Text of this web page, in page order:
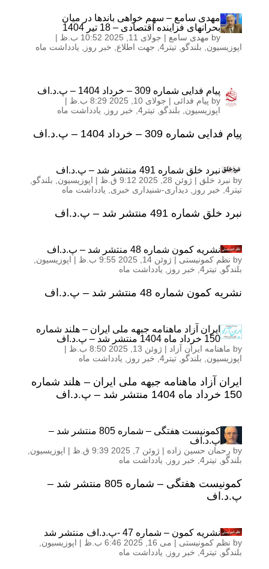
مهدی سامع – سهم خواهی باندها در میان
بحرانهای فزاینده اقتصادی – 18 تیر 1404
by مهدی سامع | جولای 11, 2025 10:52 ب.ظ
|
اپوزیسیون
بلندگو تیتر4 , جهت اطلاع خبر روز یادداشت ماه
پیام فدایی شماره 309 – خرداد 1404 – پ.د.اف
by پیام فدائی | جولای 10, 2025 8:29 ب.ظ
|
اپوزیسیون
بلندگو تیتر4 , خبر روز یادداشت ماه
پیام فدایی شماره 309 – خرداد 1404 – پ.د.اف
نبرد خلق شماره 491 منتشر شد – پ.د.اف
by نبرد خلق | ژوئن 28, 2025 9:12 ق.ظ | اپوزیسیون بلندگو
تیتر4
, خبر روز دیداری-شنیداری خبری یادداشت ماه
نبرد خلق شماره 491 منتشر شد – پ.د.اف
نشریه کمون شماره 48 منتشر شد – پ.د.اف
by نظم کمونیستی | ژوئن 14, 2025 9:55 ب.ظ | اپوزیسیون
بلندگو تیتر4 , خبر روز یادداشت ماه
نشریه کمون شماره 48 منتشر شد – پ.د.اف
ایران آزاد ماهنامه جبهه ملی ایران – هلند شماره
150 خرداد ماه 1404 منتشر شد – پ.د.اف
by ماهنامه ایران آزاد | ژوئن 13, 2025 8:50 ب.ظ
|
اپوزیسیون
بلندگو تیتر4 , خبر روز یادداشت ماه
ایران آزاد ماهنامه جبهه ملی ایران – هلند شماره
150 خرداد ماه 1404 منتشر شد – پ.د.اف
کمونیست هفتگی – شماره 805 منتشر شد –
پ.د.اف
by رحمان حسین زاده | ژوئن 7, 2025 9:39 ق.ظ | اپوزیسیون
بلندگو تیتر4 , خبر روز یادداشت ماه
کمونیست هفتگی – شماره 805 منتشر شد –
پ.د.اف
نشریه کمون – شماره 47 -پ.د.اف منتشر شد
by نظم کمونیستی | می 16, 2025 6:46 ب.ظ | اپوزیسیون
بلندگو تیتر4 , خبر روز یادداشت ماه